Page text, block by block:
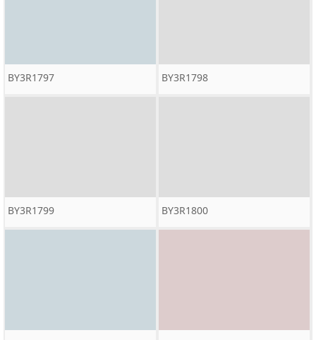
BY3R1797 BY3R1798
BY3R1799 BY3R1800